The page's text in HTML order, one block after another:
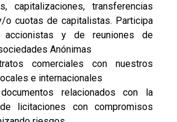
capitalizaciones, transferencias
o cuotas de capitalistas. Participa
y de reuniones de
Anónimas
comerciales con nuestros
e internacionales
relacionados con la
licitaciones con compromisos